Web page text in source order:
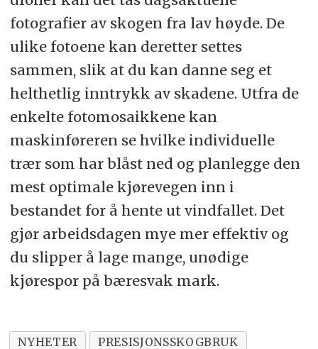
fotografier av skogen fra lav høyde. De
ulike fotoene kan deretter settes
sammen, slik at du kan danne seg et
helthetlig inntrykk av skadene. Utfra de
enkelte fotomosaikkene kan
maskinføreren se hvilke individuelle
trær som har blåst ned og planlegge den
mest optimale kjørevegen inn i
bestandet for å hente ut vindfallet. Det
gjør arbeidsdagen mye mer effektiv og
du slipper å lage mange, unødige
kjørespor på bæresvak mark.
NYHETER
PRESISJONSSKOGBRUK